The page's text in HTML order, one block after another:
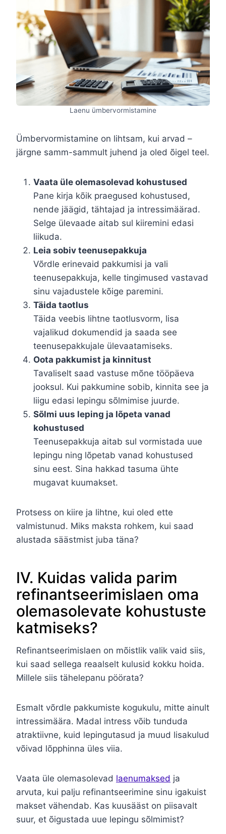
Laenu ümbervormistamine
Ümbervormistamine on lihtsam, kui arvad –
järgne samm-sammult juhend ja oled õigel teel.
Vaata üle olemasolevad kohustused
Pane kirja kõik praegused kohustused,
nende jäägid, tähtajad ja intressimäärad.
Selge ülevaade aitab sul kiiremini edasi
liikuda.
Leia sobiv teenusepakkuja
Võrdle erinevaid pakkumisi ja vali
teenusepakkuja, kelle tingimused vastavad
sinu vajadustele kõige paremini.
Täida taotlus
Täida veebis lihtne taotlusvorm, lisa
vajalikud dokumendid ja saada see
teenusepakkujale ülevaatamiseks.
Oota pakkumist ja kinnitust
Tavaliselt saad vastuse mõne tööpäeva
jooksul. Kui pakkumine sobib, kinnita see ja
liigu edasi lepingu sõlmimise juurde.
Sõlmi uus leping ja lõpeta vanad
kohustused
Teenusepakkuja aitab sul vormistada uue
lepingu ning lõpetab vanad kohustused
sinu eest. Sina hakkad tasuma ühte
mugavat kuumakset.
Protsess on kiire ja lihtne, kui oled ette
valmistunud. Miks maksta rohkem, kui saad
alustada säästmist juba täna?
IV. Kuidas valida parim
refinantseerimislaen oma
olemasolevate kohustuste
katmiseks?
Refinantseerimislaen on mõistlik valik vaid siis,
kui saad sellega reaalselt kulusid kokku hoida.
Millele siis tähelepanu pöörata?
Esmalt võrdle pakkumiste kogukulu, mitte ainult
intressimäära. Madal intress võib tunduda
atraktiivne, kuid lepingutasud ja muud lisakulud
võivad lõpphinna üles viia.
Vaata üle olemasolevad laenumaksed ja
arvuta, kui palju refinantseerimine sinu igakuist
makset vähendab. Kas kuusääst on piisavalt
suur, et õigustada uue lepingu sõlmimist?